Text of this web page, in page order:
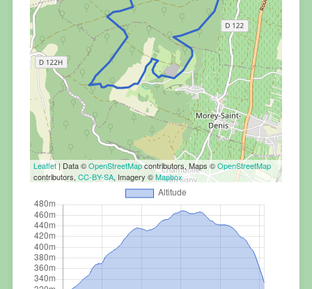
Leaflet| Data ©OpenStreetMapcontributors, Maps ©OpenStreetMap
contributors, CC-BY-SA, Imagery ©Mapbox